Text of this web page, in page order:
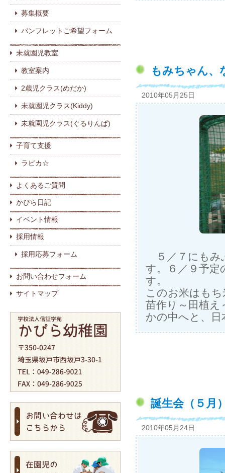
募集概要
パンフレットご希望フォーム
未就園児教室
教室案内
2歳児クラス(めだか)
未就園児クラス(Kiddy)
未就園児クラス(ぐるりんぱ)
子育て支援
ラピカ☆
よくあるご質問
かぴら日記
イベント情報
採用情報
採用応募フォーム
お問い合わせフォーム
サイトマップ
もみちゃん、
2010年05月25日
５／７にもみ
す。６／９予定
す。
このお米はも
苗作り～田植え
かの中へと、
誕生会（５月
2010年05月24日